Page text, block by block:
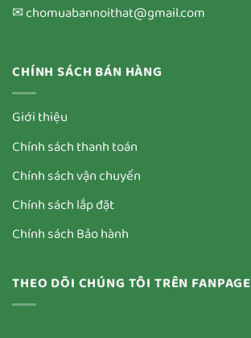
✉ chomuabannoithat@gmail.com
CHÍNH SÁCH BÁN HÀNG
Giới thiệu
Chính sách thanh toán
Chính sách vận chuyển
Chính sách lắp đặt
Chính sách Bảo hành
THEO DÕI CHÚNG TÔI TRÊN FANPAGE